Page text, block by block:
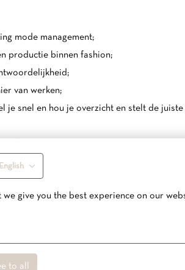
English
we give you the best experience on our
to all
mode management;
productie binnen fashion;
van werken;
snel en hou je overzicht en stelt de
focus op product en kwaliteit;
en groeiende organisatie;